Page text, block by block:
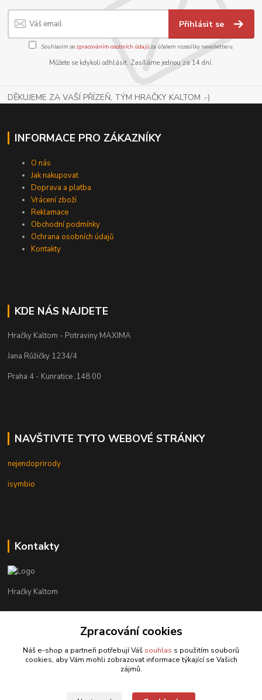
Přihlásit se
Souhlasím se zpracováním osobních údajůza účelem rozesílky newsletteru.
Můžete se kdykoli odhlásit. Zasíláme jednou za 14 dní.
DĚKUJEME ZA VAŠÍ PŘÍZEŇ, TÝM HRAČKY KALTOM .-)
INFORMACE PRO ZÁKAZNÍKY
O nás
Jak nakupovat
Doprava a platba
Vrácení zboží
Reklamace
Obchodní podmínky
Ochrana osobních údajů
Kontakty
KDE NÁS NAJDETE
Hračky Kaltom - Potraviny MAXIMA
Jana Růžičky 1234/4
Praha 4 - Kunratice ,148 00
NAVŠTIVTE TYTO WEBOVÉ STRÁNKY
nejendoprirody
isymbio
Kontakty
Hračky Kaltom
+420 777 538 008
hrackykaltom@gmail.com
Zpracování cookies
Náš e-shop a partneři potřebují Váš souhlas s použitím souborů
cookies, aby Vám mohli zobrazovat informace týkající se Vašich
zájmů.